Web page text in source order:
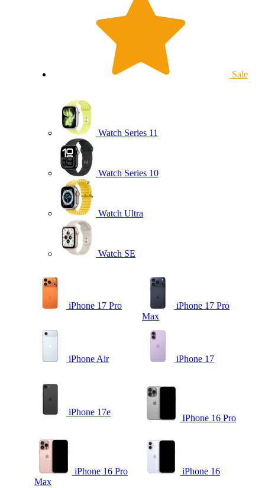
Sale
Watch Series 11
Watch Series 10
Watch Ultra
Watch SE
iPhone 17 Pro
iPhone 17 Pro
Max
iPhone Air iPhone 17
iPhone 17e
IPhone 16 Pro
iPhone 16 Pro
Max
iPhone 16